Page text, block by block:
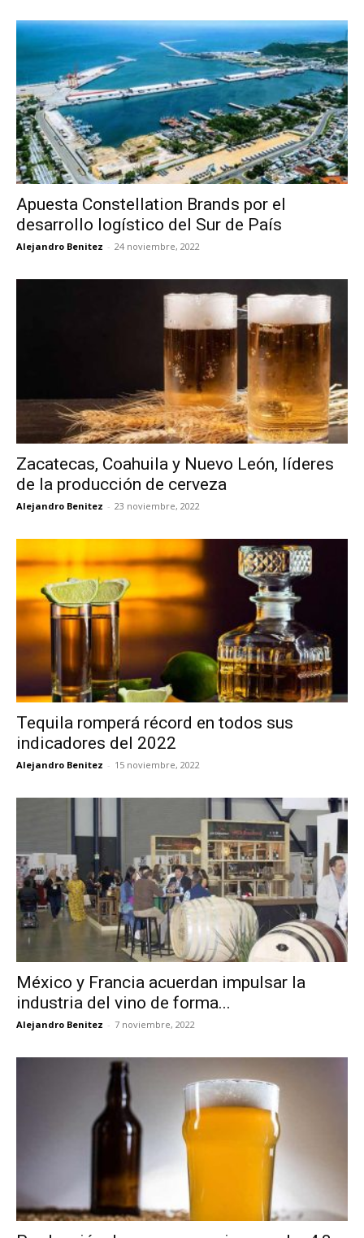
Apuesta Constellation Brands por el
desarrollo logístico del Sur de País
Alejandro Benitez - 24 noviembre, 2022
Zacatecas, Coahuila y Nuevo León, líderes
de la producción de cerveza
Alejandro Benitez - 23 noviembre, 2022
Tequila romperá récord en todos sus
indicadores del 2022
Alejandro Benitez - 15 noviembre, 2022
México y Francia acuerdan impulsar la
industria del vino de forma...
Alejandro Benitez - 7 noviembre, 2022